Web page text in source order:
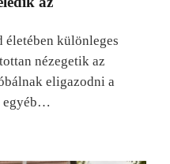
életében különleges
nézegetik az
eligazodni a
egyéb…